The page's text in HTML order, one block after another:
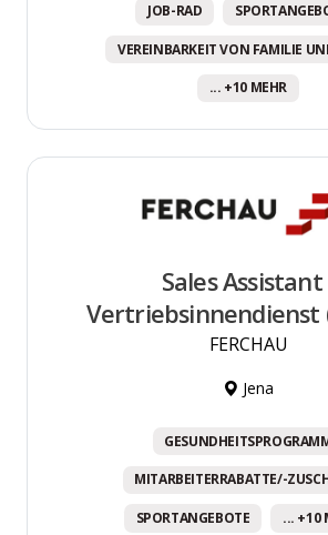
JOB-RAD
VEREINBARKEIT VON FAMILIE
... +10 MEHR
Sales Assistant
Vertriebsinnendienst
FERCHAU
Jena
MITARBEITERRABATTE/-
SPORTANGEBOTE ... +10